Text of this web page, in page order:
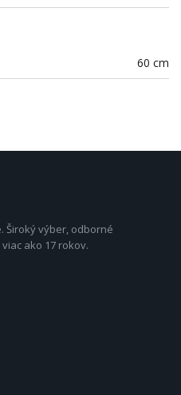
60 cm
Široký výber, odborné
ako 17 rokov.